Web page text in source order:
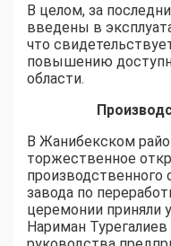
В целом, за
введены в
что
повышению
области.
В Жанибекском
торжественное
производственного
завода по
церемонии приняли
Нариман